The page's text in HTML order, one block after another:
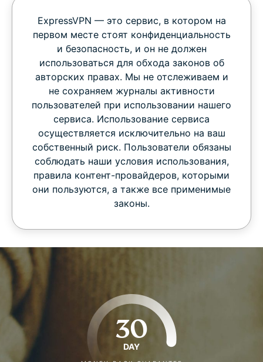
ExpressVPN — это сервис, в котором на
первом месте стоят конфиденциальность
и безопасность, и он не должен
использоваться для обхода законов об
авторских правах. Мы не отслеживаем и
не сохраняем журналы активности
пользователей при использовании нашего
сервиса. Использование сервиса
осуществляется исключительно на ваш
собственный риск. Пользователи обязаны
соблюдать наши условия использования,
правила контент-провайдеров, которыми
они пользуются, а также все применимые
законы.
30
DAY